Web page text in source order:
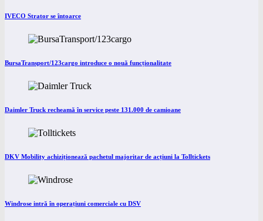
IVECO Strator se întoarce
BursaTransport/123cargo introduce o nouă funcționalitate
Daimler Truck recheamă în service peste 131.000 de camioane
DKV Mobility achiziționează pachetul majoritar de acțiuni la Tolltickets
Windrose intră în operațiuni comerciale cu DSV